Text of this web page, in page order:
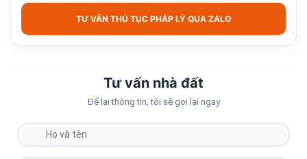
TƯ VẤN THỦ TỤC PHÁP LÝ QUA ZALO
Tư vấn nhà đất
Để lại thông tin, tôi sẽ gọi lại ngay